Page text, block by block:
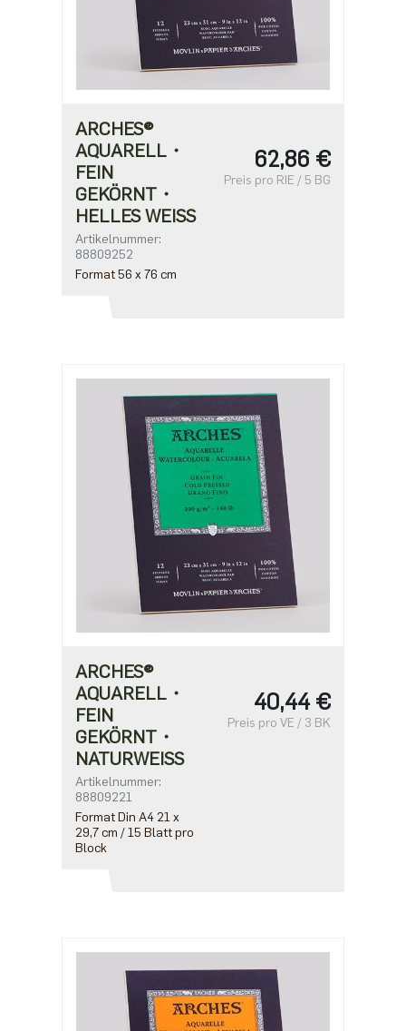
ARCHES®
AQUARELL・
FEIN
GEKÖRNT・
HELLES WEISS
Artikelnummer:
88809252
Format 56 x 76 cm
62,86 €
Preis pro RIE / 5 BG
ARCHES®
AQUARELL・
FEIN
GEKÖRNT・
NATURWEISS
Artikelnummer:
88809221
Format Din A4 21 x
29,7 cm / 15 Blatt pro
Block
40,44 €
Preis pro VE / 3 BK